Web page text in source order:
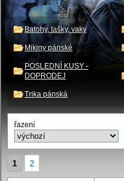
Batohy, tašky, vaky
Mikiny pánské
POSLEDNÍ KUSY -
DOPRODEJ
Trika pánská
řazení
1 2